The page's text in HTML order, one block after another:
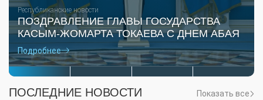
Республиканские новости
ПОЗДРАВЛЕНИЕ ГЛАВЫ ГОСУДАРСТВА
КАСЫМ-ЖОМАРТА ТОКАЕВА С ДНЕМ АБАЯ
Подробнее
ПОСЛЕДНИЕ НОВОСТИ Показать все